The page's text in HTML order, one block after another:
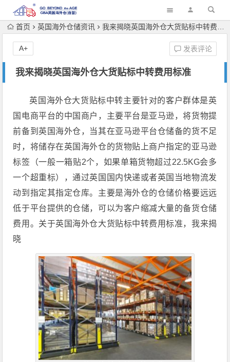
首页 英国海外仓储资讯 我来揭晓英国海外仓大货贴标中转费用标准
我来揭晓英国海外仓大货贴标中转费用标准
发表评论
A+
英国海外仓大货贴标中转主要针对的客户群体是英
国电商平台的中国商户，主要平台是亚马逊，将货物提
前备到英国海外仓，当其在亚马逊平台仓储备的货不足
时，将储存在英国海外仓的货物贴上商户指定的亚马逊
标签（一般一箱贴2个，如果单箱货物超过22.5KG会多
一个超重标），通过英国国内快递或者英国当地物流发
动到指定其指定仓库。主要是海外仓的仓储价格要远远
低于平台提供的仓储，可以为客户缩减大量的备货仓储
费用。关于英国海外仓大货贴标中转费用标准，我来揭
晓